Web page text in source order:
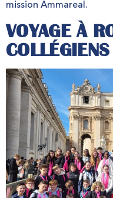
mission Ammareal.
VOYAGE À
COLLÉGIENS